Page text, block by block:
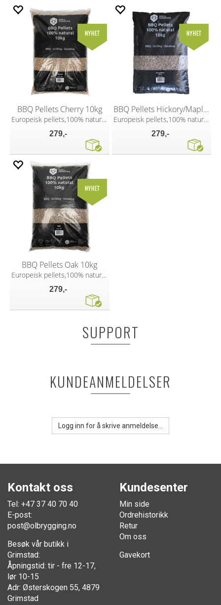
BBQ Pellets Cherry 10kg
Europeisk pellets,100% naturlig trevirke
279,-
BBQ Pellets Hickory/Maple 10kg
Europeisk pellets,100% naturlig trevirke
279,-
BBQ Pellets Oak 10kg
Europeisk pellets,100% naturlig trevirke
279,-
SUPPORT
KUNDEANMELDELSER
Logg inn for å skrive anmeldelse...
Kontakt oss
Tel: +47 37 40 70 40
E-post:
post@olbrygging.no
Besøk vår butikk i
Grimstad:
Åpningstid: tir - fre 12-17,
lør 10-15
Adr: Østerskogen 55, 4879
Grimstad
Kundesenter
Min side
Ordrehistorikk
Retur
Om oss
Gavekort